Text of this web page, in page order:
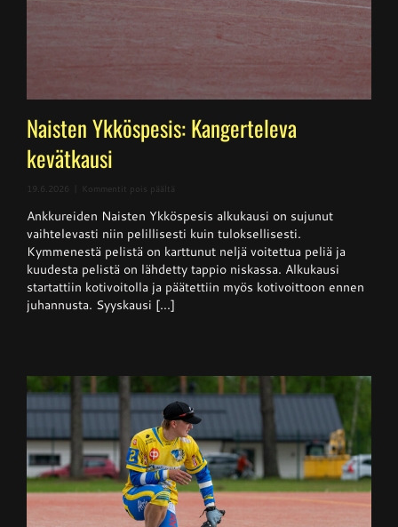
Naisten Ykköspesis: Kangerteleva
kevätkausi
19.6.2026 Kommentit pois päältä
Ykköspesis:
Kangerteleva
kevätkausi
Ankkureiden Naisten Ykköspesis alkukausi on sujunut
vaihtelevasti niin pelillisesti kuin tuloksellisesti.
Kymmenestä pelistä on karttunut neljä voitettua peliä ja
kuudesta pelistä on lähdetty tappio niskassa. Alkukausi
startattiin kotivoitolla ja päätettiin myös kotivoittoon ennen
juhannusta. Syyskausi [...]